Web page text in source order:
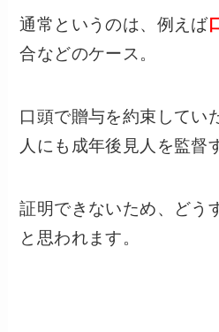
通常というのは、例えば
合などのケース。
口頭で贈与を約束してい
人にも成年後見人を監督
証明できないため、どう
と思われます。